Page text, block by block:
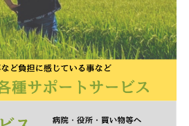
ケアマネ専用）
＞
会社情報